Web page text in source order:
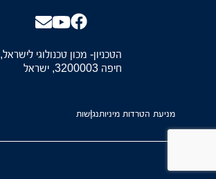
הטכניון- מכון טכנולוגי לישראל,
חיפה 3200003, ישראל
מניעת הטרדות מיניותנגישות